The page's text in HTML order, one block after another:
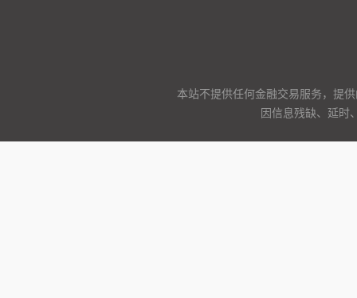
本站不提供任何金融交易服务，提
因信息残缺、延时